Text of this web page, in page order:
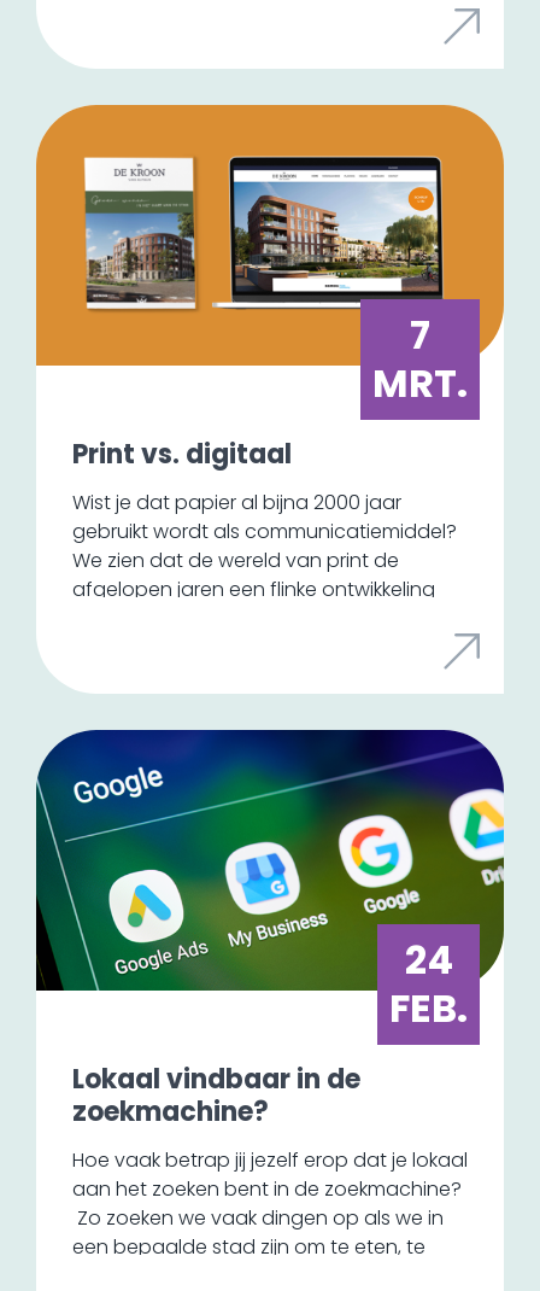
Niet om 'ook iets met het WK te doen',
maar door slim in te haken op iets waar je
7
MRT.
Print vs. digitaal
Wist je dat papier al bijna 2000 jaar
gebruikt wordt als communicatiemiddel?
We zien dat de wereld van print de
afgelopen jaren een flinke ontwikkeling
is het de wereld van online die veel print
overneemt.
We zien de laatste tijd wel de trend dat
ook offline media weer een opmars
maakt. Door stijgende bezorgdheid over
de verandering van het klimaat, zien we
wel een andere ontwikkeling in het soort
drukwerk. Er wordt steeds meer duurzaam
gedrukt, waarbij er gebruikgemaakt wordt
van milieuvriendelijke materialen en
24
FEB.
Lokaal vindbaar in de
zoekmachine?
Hoe vaak betrap jij jezelf erop dat je lokaal
aan het zoeken bent in de zoekmachine?
Zo zoeken we vaak dingen op als we in
een bepaalde stad zijn om te eten, te